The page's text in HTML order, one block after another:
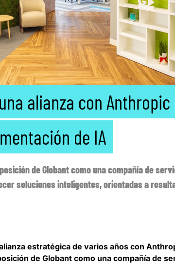
alianza con
de IA
de Globant como una compañía de
soluciones inteligentes, orientadas a
estratégica de varios años con
de Globant como una compañía de